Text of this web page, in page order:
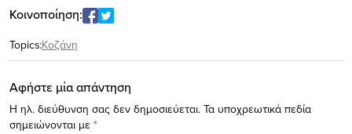
Κοινοποίηση:
Topics:Κοζάνη
Αφήστε μία απάντηση
Η ηλ. διεύθυνση σας δεν δημοσιεύεται. Τα υποχρεωτικά πεδία
σημειώνονται με *